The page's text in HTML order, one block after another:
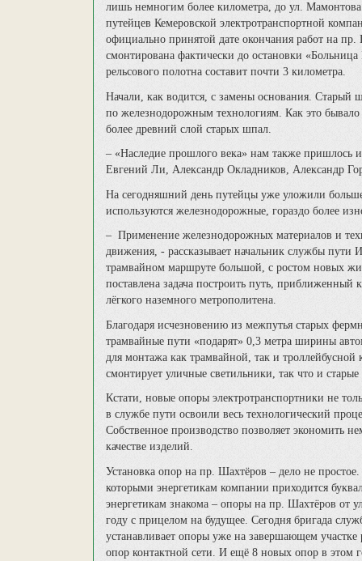
лишь немногим более километра, до ул.
путейцев Кемеровской электротранспортной
официально принятой дате окончания работ на
смонтирована фактически до остановки
рельсового полотна составит почти 3 километра.
Начали, как водится, с замены основания. Старый
по железнодорожным технологиям. Как это
более древний слой старых шпал.
– «Наследие прошлого века» нам также пришлось
Евгений Ли, Александр Окладников, Александр
На сегодняшний день путейцы уже уложили
используются железнодорожные, гораздо более
– Применение железнодорожных материалов и
движения, - рассказывает начальник службы
трамвайном маршруте большой, с ростом новых
поставлена задача построить путь, приближенный
лёгкого наземного метрополитена.
Благодаря исчезновению из межпутья старых
трамвайные пути «подарят» 0,3 метра ширины
для монтажа как трамвайной, так и троллейбусной
смонтирует уличные светильники, так что и
Кстати, новые опоры электротранспортники не
в службе пути освоили весь технологический
Собственное производство позволяет экономить
качестве изделий.
Установка опор на пр. Шахтёров – дело не
которыми энергетикам компании приходится
энергетикам знакома – опоры на пр. Шахтёров от
году с прицелом на будущее. Сегодня бригада
устанавливает опоры уже на завершающем участке
опор контактной сети. И ещё 8 новых опор в этом